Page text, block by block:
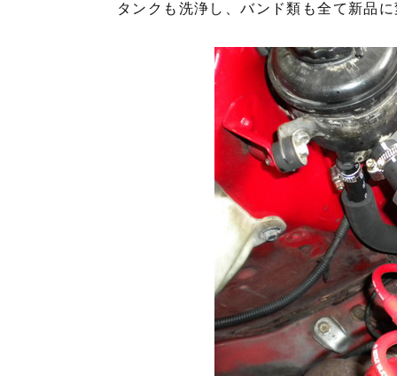
タンクも洗浄し、バンド類も全て新品